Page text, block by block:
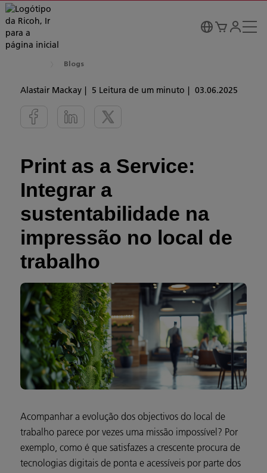
Blogs
Alastair Mackay 5 Leitura de um minuto 03.06.2025
Print as a Service:
Integrar a
sustentabilidade na
impressão no local de
trabalho
Acompanhar a evolução dos objectivos do local de
trabalho parece por vezes uma missão impossível? Por
exemplo, como é que satisfazes a crescente procura de
tecnologias digitais de ponta e acessíveis por parte dos